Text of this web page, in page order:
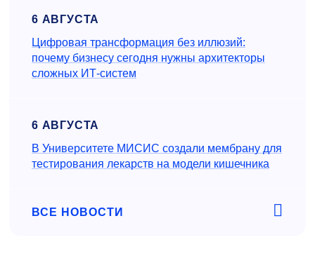
6 АВГУСТА
Цифровая трансформация без иллюзий:
почему бизнесу сегодня нужны архитекторы
сложных ИТ-систем
6 АВГУСТА
В Университете МИСИС создали мембрану для
тестирования лекарств на модели кишечника
ВСЕ НОВОСТИ